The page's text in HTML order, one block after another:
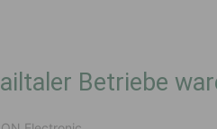
Betriebe